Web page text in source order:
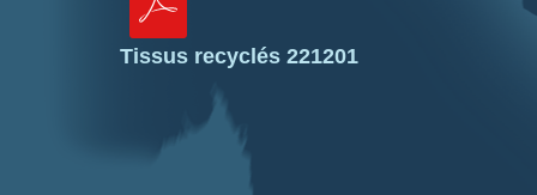
Tissus recyclés 221201